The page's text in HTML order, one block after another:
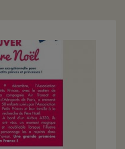
DEVENIR
UN PETIT PRINCE